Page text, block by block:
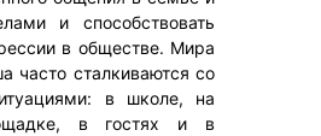
и способствовать
в обществе. Мира
часто сталкиваются со
в школе, на
в гостях и в